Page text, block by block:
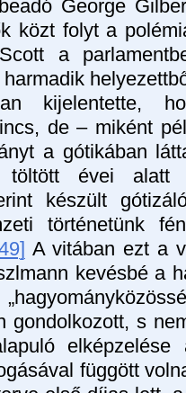
George
közt folyt a
a
kijelentette,
de – miként
a gótikában
töltött évei alatt
készült
történetünk
A vitában ezt a
kevésbé a
gondolkozott, s
függött